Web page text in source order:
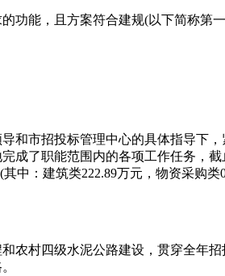
功能，且方案符合建规(以下简称第
和市招投标管理中心的具体指导下
了职能范围内的各项工作任务，
中：建筑类222.89万元，物资采购
农村四级水泥公路建设，贯穿全年